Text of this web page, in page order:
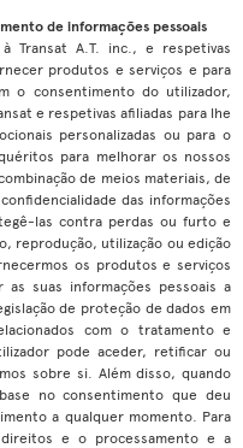
de informações pessoais
Transat A.T. inc., e respetivas
produtos e serviços e para
o consentimento do utilizador,
e respetivas afiliadas para lhe
personalizadas ou para o
para melhorar os nossos
de meios materiais, de
das informações
las contra perdas ou furto e
reprodução, utilização ou edição
os produtos e serviços
suas informações pessoais a
de proteção de dados em
com o tratamento e
pode aceder, retificar ou
sobre si. Além disso, quando
no consentimento que deu
a qualquer momento. Para
e o processamento e a